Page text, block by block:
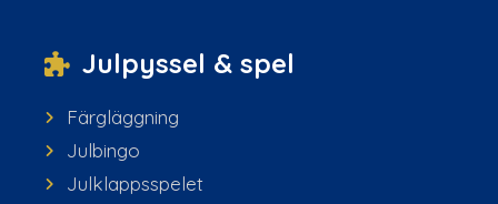
Julpyssel & spel
Färgläggning
Julbingo
Julklappsspelet